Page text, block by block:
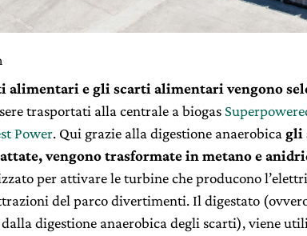
alimentari e gli scarti alimentari vengono
trasportati alla centrale a biogas
Power. Qui grazie alla digestione anaerobica gli
vengono trasformate in metano e
per attivare le turbine che producono
del parco divertimenti. Il digestato
digestione anaerobica degli scarti), viene